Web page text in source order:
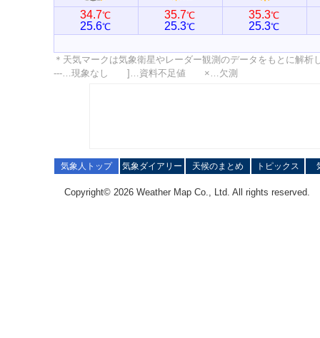
34.7℃
25.6℃
35.7℃
25.3℃
35.3℃
25.3℃
＊天気マークは気象衛星やレーダー観測のデータをもとに解
---…現象なし ]…資料不足値 ×…欠測
気象人トップ 気象ダイアリー 天候のまとめ トピックス
Copyright© 2026 Weather Map Co., Ltd. All rights reserved.